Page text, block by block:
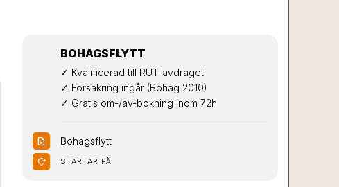
BOHAGSFLYTT
✓ Kvalificerad till RUT-avdraget
✓ Försäkring ingår (Bohag 2010)
✓ Gratis om-/av-bokning inom 72h
request_quote Bohagsflytt
moved_location STARTAR PÅ